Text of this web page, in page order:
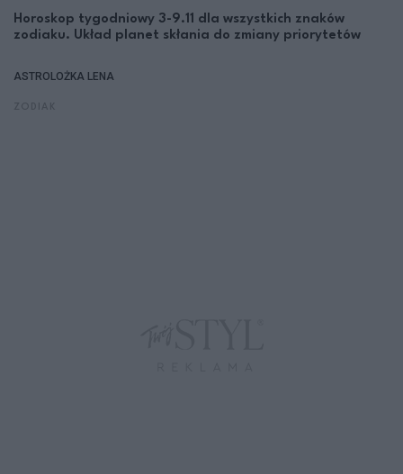
Horoskop tygodniowy 3-9.11 dla wszystkich znaków
zodiaku. Układ planet skłania do zmiany priorytetów
ASTROLOŻKA LENA